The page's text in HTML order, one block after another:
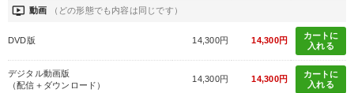
ondemand_video 動画 （どの形態でも内容は同じです）
DVD版 14,300円 14,300円
カートに
入れる
デジタル動画版
（配信＋ダウンロード）
14,300円 14,300円
カートに
入れる